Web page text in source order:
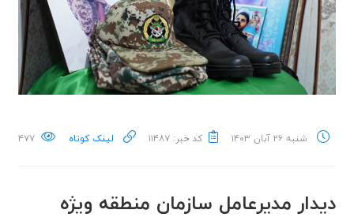
شنبه ۲۶ آبان ۱۴۰۳ کد خبر: ۱۱۴۸۷ لینک کوتاه ۴۷۷
دیدار مدیرعامل سازمان منطقه ویژه